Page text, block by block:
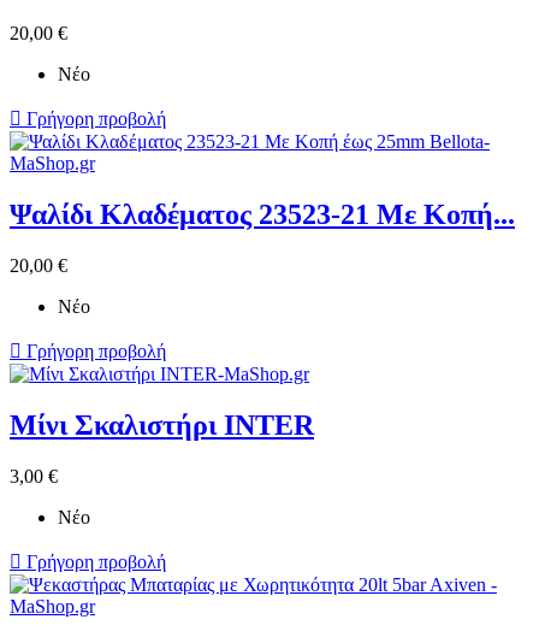
20,00 €
Νέο
 Γρήγορη προβολή
Ψαλίδι Κλαδέματος 23523-21 Με Κοπή...
20,00 €
Νέο
 Γρήγορη προβολή
Μίνι Σκαλιστήρι INTER
3,00 €
Νέο
 Γρήγορη προβολή